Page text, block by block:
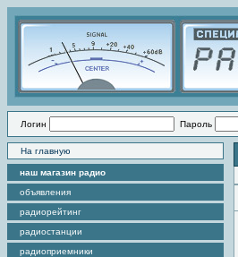
Логин Пароль
На главную
наш магазин радио
объявления
радиорейтинг
радиостанции
радиоприемники